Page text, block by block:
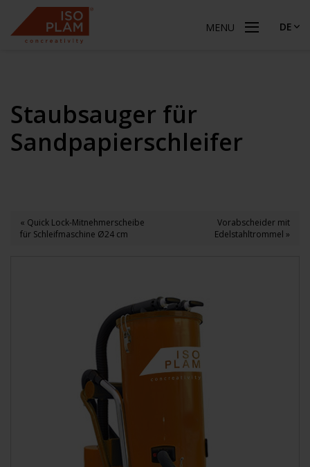
MENU DE
Staubsauger für
Sandpapierschleifer
« Quick Lock-Mitnehmerscheibe
für Schleifmaschine Ø24 cm
Vorabscheider mit
Edelstahltrommel »